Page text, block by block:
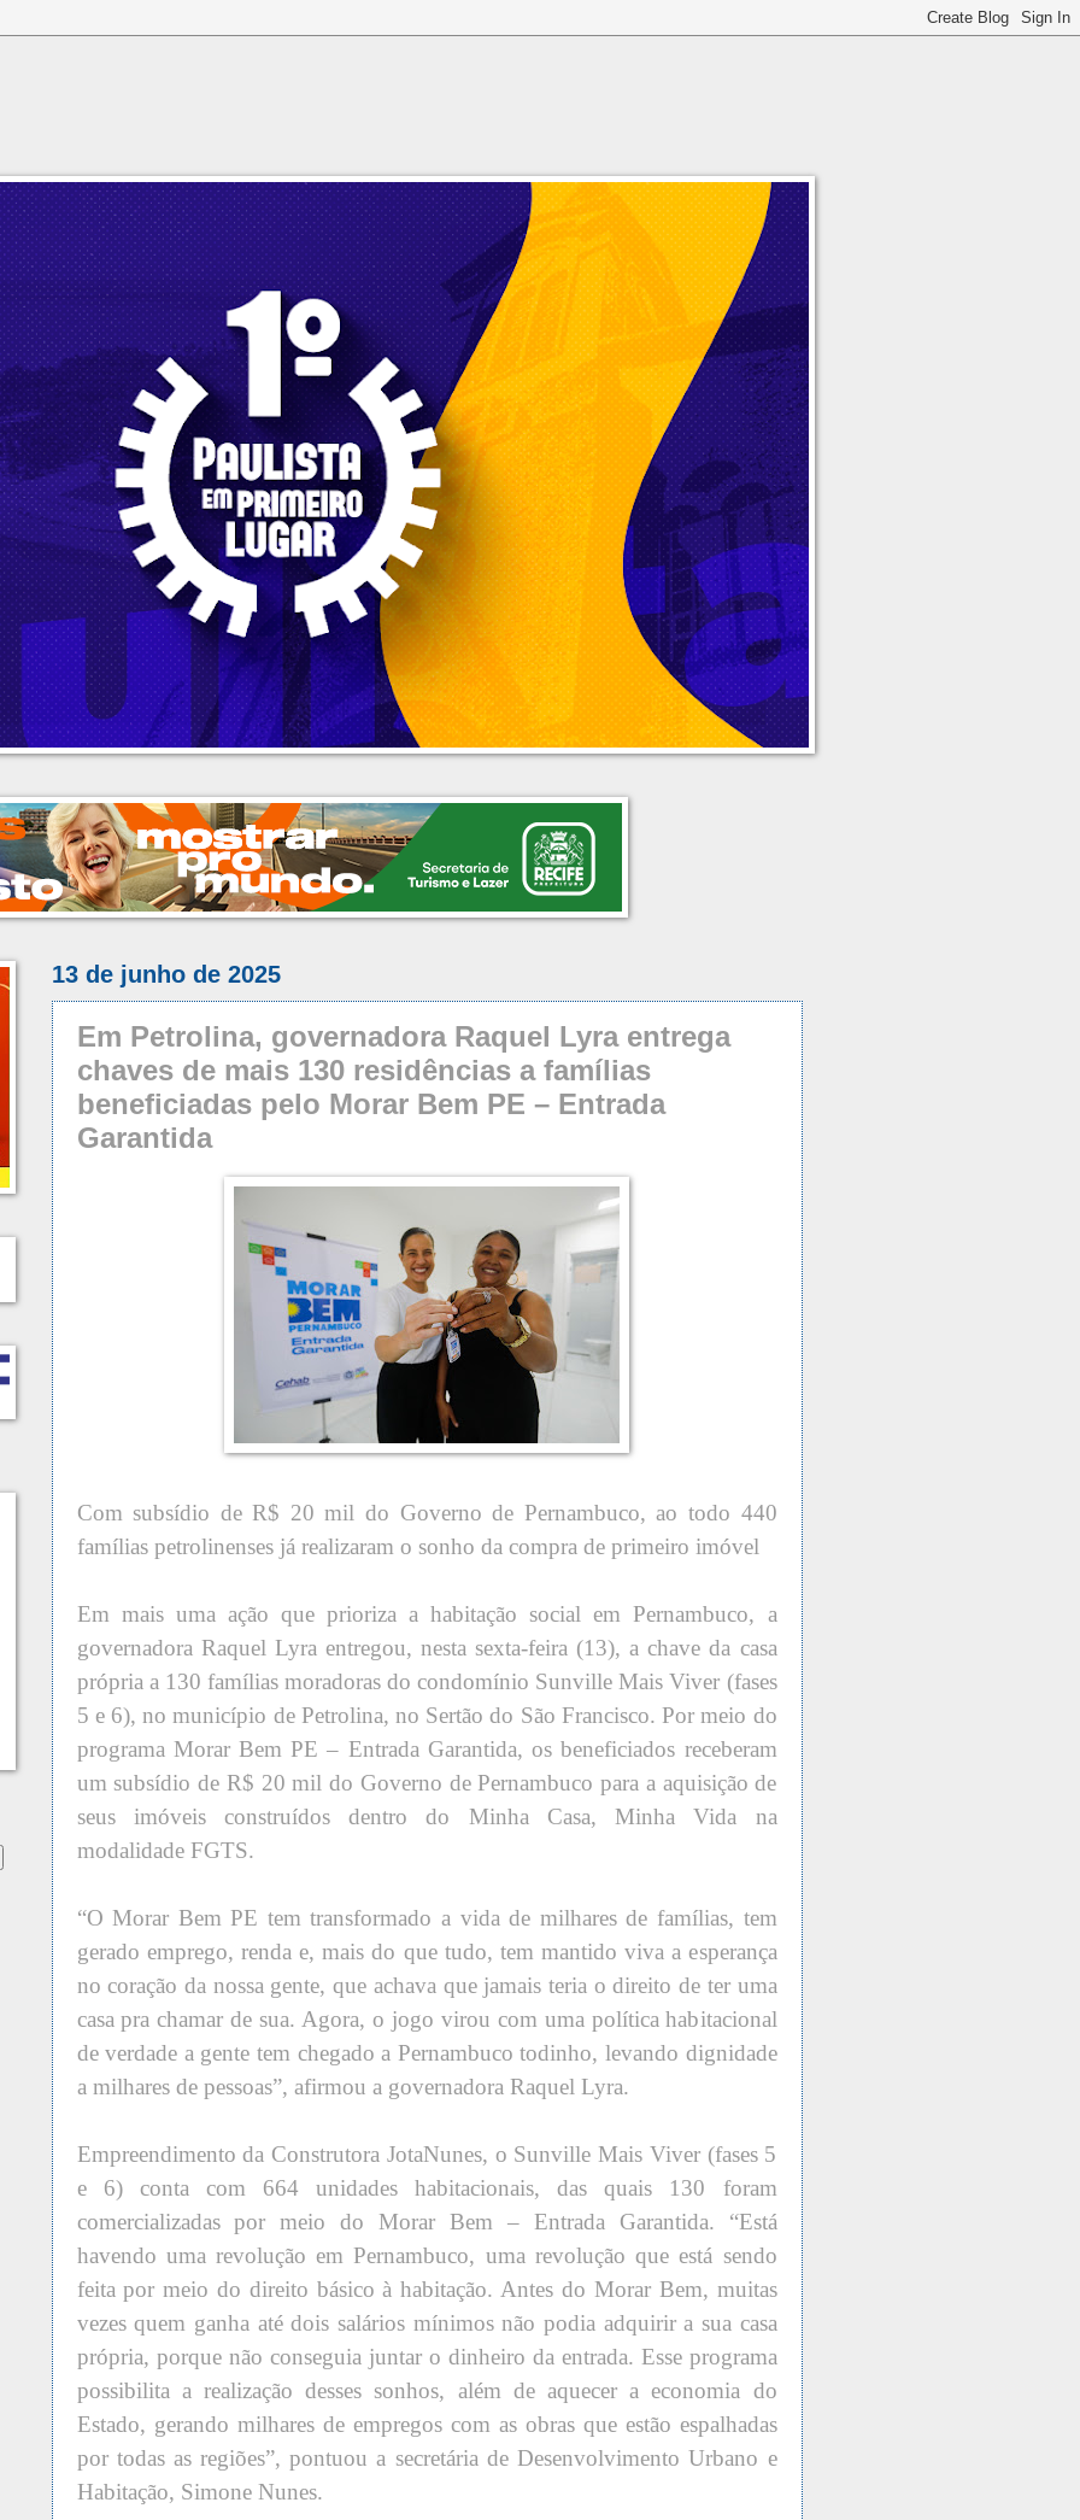
13 de junho de 2025
Em Petrolina, governadora Raquel Lyra entrega
chaves de mais 130 residências a famílias
beneficiadas pelo Morar Bem PE – Entrada
Garantida
Com subsídio de R$ 20 mil do Governo de Pernambuco, ao todo 440
famílias petrolinenses já realizaram o sonho da compra de primeiro imóvel
Em mais uma ação que prioriza a habitação social em Pernambuco, a
governadora Raquel Lyra entregou, nesta sexta-feira (13), a chave da casa
própria a 130 famílias moradoras do condomínio Sunville Mais Viver (fases
5 e 6), no município de Petrolina, no Sertão do São Francisco. Por meio do
programa Morar Bem PE – Entrada Garantida, os beneficiados receberam
um subsídio de R$ 20 mil do Governo de Pernambuco para a aquisição de
seus imóveis construídos dentro do Minha Casa, Minha Vida na
modalidade FGTS.
“O Morar Bem PE tem transformado a vida de milhares de famílias, tem
gerado emprego, renda e, mais do que tudo, tem mantido viva a esperança
no coração da nossa gente, que achava que jamais teria o direito de ter uma
casa pra chamar de sua. Agora, o jogo virou com uma política habitacional
de verdade a gente tem chegado a Pernambuco todinho, levando dignidade
a milhares de pessoas”, afirmou a governadora Raquel Lyra.
Empreendimento da Construtora JotaNunes, o Sunville Mais Viver (fases 5
e 6) conta com 664 unidades habitacionais, das quais 130 foram
comercializadas por meio do Morar Bem – Entrada Garantida. “Está
havendo uma revolução em Pernambuco, uma revolução que está sendo
feita por meio do direito básico à habitação. Antes do Morar Bem, muitas
vezes quem ganha até dois salários mínimos não podia adquirir a sua casa
própria, porque não conseguia juntar o dinheiro da entrada. Esse programa
possibilita a realização desses sonhos, além de aquecer a economia do
Estado, gerando milhares de empregos com as obras que estão espalhadas
por todas as regiões”, pontuou a secretária de Desenvolvimento Urbano e
Habitação, Simone Nunes.